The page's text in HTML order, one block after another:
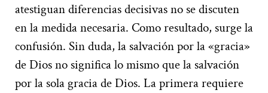
atestiguan diferencias decisivas no se discuten
en la medida necesaria. Como resultado, surge la
confusión. Sin duda, la salvación por la «gracia»
de Dios no significa lo mismo que la salvación
por la sola gracia de Dios. La primera requiere